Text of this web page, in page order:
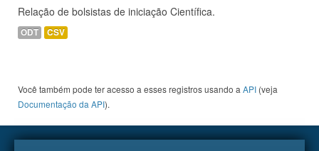
Relação de bolsistas de iniciação Científica.
ODT CSV
Você também pode ter acesso a esses registros usando a API (veja
Documentação da API).